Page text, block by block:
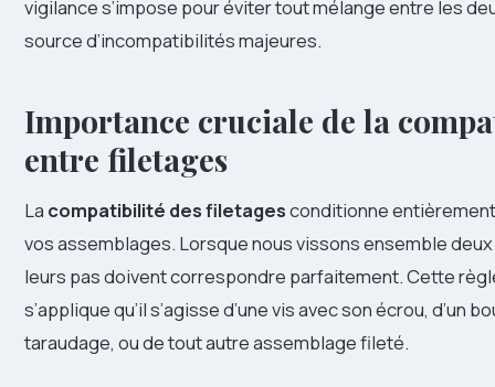
vigilance s’impose pour éviter tout mélange entre les
source d’incompatibilités majeures.
Importance cruciale de la
entre filetages
La compatibilité des filetagesconditionne
vos assemblages. Lorsque nous vissons ensemble
leurs pas doivent correspondre parfaitement. Cette
s’applique qu’il s’agisse d’une vis avec son écrou, d’un
taraudage, ou de tout autre assemblage fileté.